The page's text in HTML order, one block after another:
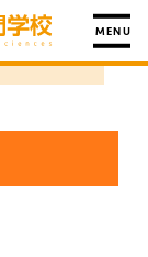
MENU